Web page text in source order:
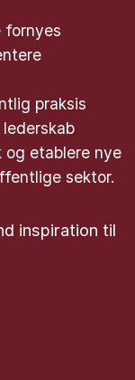
fornyes
praksis
etablere nye
sektor.
inspiration til